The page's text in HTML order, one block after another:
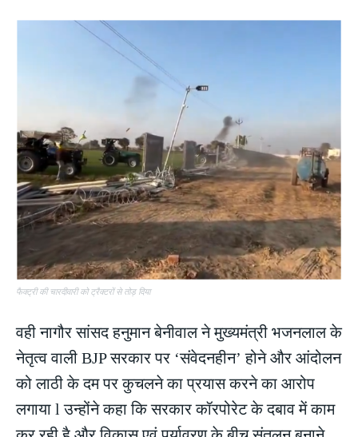
फैक्ट्री की चारदीवारी को ट्रैक्टरों से तोड़ दिया
वही नागौर सांसद हनुमान बेनीवाल ने मुख्यमंत्री भजनलाल के
नेतृत्व वाली BJP सरकार पर ‘संवेदनहीन’ होने और आंदोलन
को लाठी के दम पर कुचलने का प्रयास करने का आरोप
लगाया l उन्होंने कहा कि सरकार कॉरपोरेट के दबाव में काम